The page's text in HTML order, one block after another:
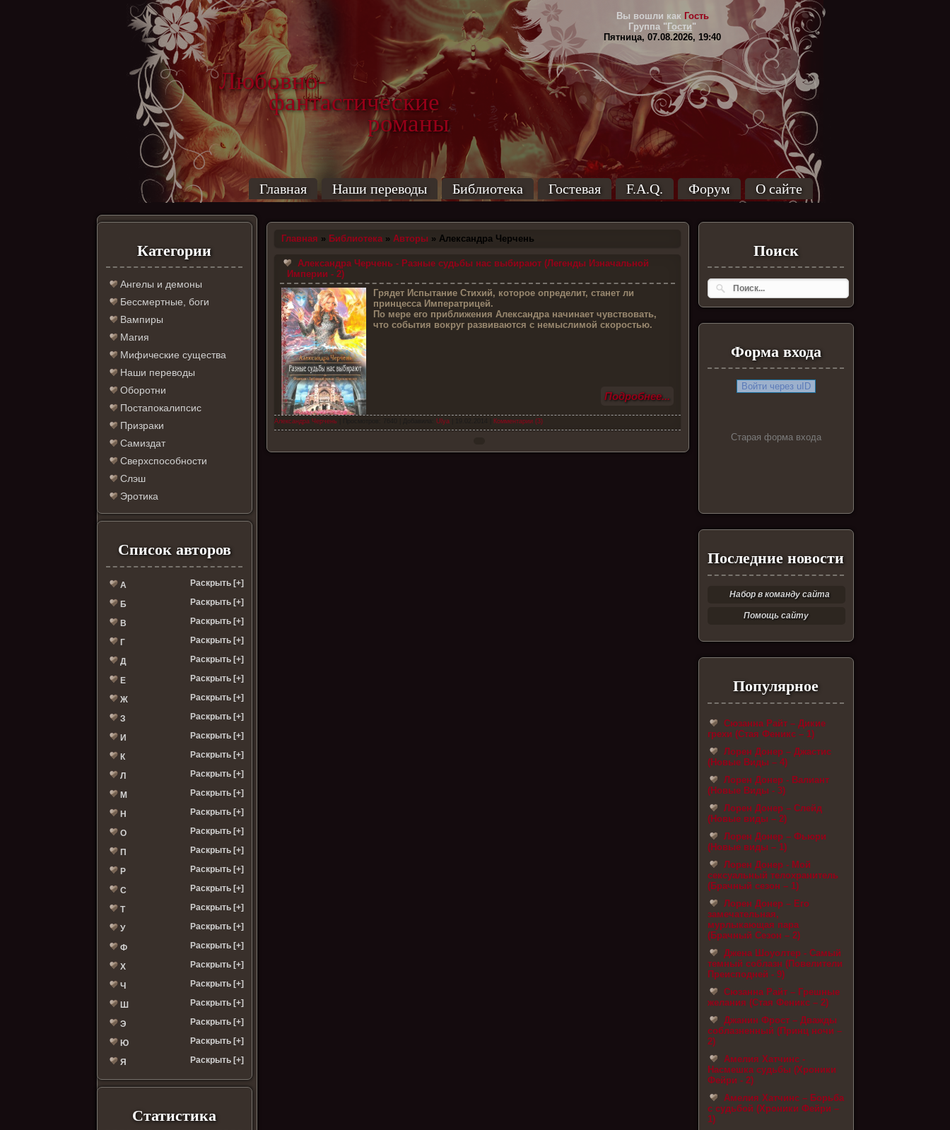
Любовно-
фантастические
романы
Вы вошли как Гость
Группа " Гости"
Пятница, 07.08.2026, 19:40
Главная Наши переводы Библиотека Гостевая F.A.Q. Форум О сайте
Категории
Ангелы и демоны
Бессмертные, боги
Вампиры
Магия
Мифические существа
Наши переводы
Оборотни
Постапокалипсис
Призраки
Самиздат
Сверхспособности
Слэш
Эротика
Список авторов
А Раскрыть [+]
Б Раскрыть [+]
В Раскрыть [+]
Г Раскрыть [+]
Д Раскрыть [+]
Е Раскрыть [+]
Ж Раскрыть [+]
З Раскрыть [+]
И Раскрыть [+]
К Раскрыть [+]
Л Раскрыть [+]
М Раскрыть [+]
Н Раскрыть [+]
О Раскрыть [+]
П Раскрыть [+]
Р Раскрыть [+]
С Раскрыть [+]
Т Раскрыть [+]
У Раскрыть [+]
Ф Раскрыть [+]
Х Раскрыть [+]
Ч Раскрыть [+]
Ш Раскрыть [+]
Э Раскрыть [+]
Ю Раскрыть [+]
Я Раскрыть [+]
Статистика
Главная » Библиотека» Авторы » Александра Черчень
Александра Черчень - Разные судьбы нас выбирают (Легенды Изначальной
Империи - 2)
Грядет Испытание Стихий, которое определит, станет ли
принцесса Императрицей.
По мере его приближения Александра начинает чувствовать,
что события вокруг развиваются с немыслимой скоростью.
Подробнее...
Александра Черчень| Просмотров: 7640 | Добавила: Ulya| Комментарии (3)
Поиск
Форма входа
Войти через uID
Старая форма входа
Последние новости
Набор в команду сайта
Помощь сайту
Популярное
Сюзанна Райт – Дикие
грехи (Стая Феникс – 1)
Лорен Донер – Джастис
(Новые Виды – 4)
Лорен Донер - Валиант
(Новые Виды - 3)
Лорен Донер – Слейд
(Новые виды – 2)
Лорен Донер – Фьюри
(Новые виды – 1)
Лорен Донер - Мой
сексуальный телохранитель
(Брачный сезон – 1)
Лорен Донер – Его
замечательная,
мурлыкающая пара
(Брачный Сезон – 2)
Джена Шоуолтер - Самый
темный соблазн (Повелители
Преисподней - 9)
Сюзанна Райт – Грешные
желания (Стая Феникс – 2)
Джанин Фрост – Дважды
соблазненный (Принц ночи –
2)
Амелия Хатчинс -
Насмешка судьбы (Хроники
Фейри - 2)
Амелия Хатчинс – Борьба
с судьбой (Хроники Фейри –
1)